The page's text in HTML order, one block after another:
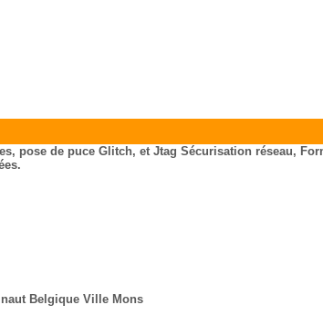
pose de puce Glitch, et Jtag Sécurisation réseau,
Belgique Ville Mons